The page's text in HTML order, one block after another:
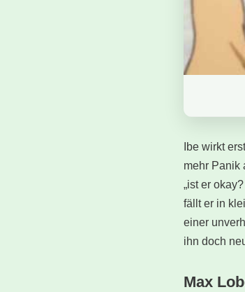
Ibe wirkt
mehr Panik
„ist er
fällt er in
einer
ihn doch
Max